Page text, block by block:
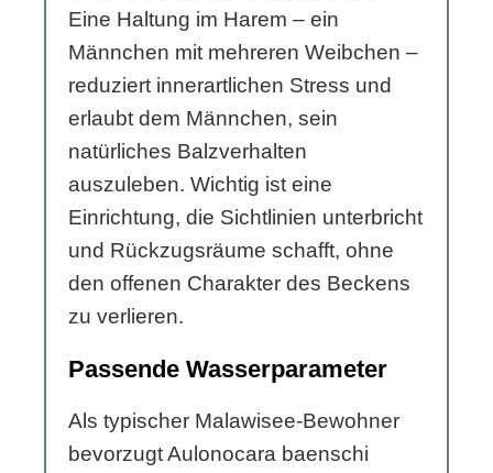
Eine Haltung im Harem – ein
Männchen mit mehreren Weibchen –
reduziert innerartlichen Stress und
erlaubt dem Männchen, sein
natürliches Balzverhalten
auszuleben. Wichtig ist eine
Einrichtung, die Sichtlinien unterbricht
und Rückzugsräume schafft, ohne
den offenen Charakter des Beckens
zu verlieren.
Passende Wasserparameter
Als typischer Malawisee-Bewohner
bevorzugt Aulonocara baenschi